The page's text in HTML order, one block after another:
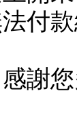
付款
謝